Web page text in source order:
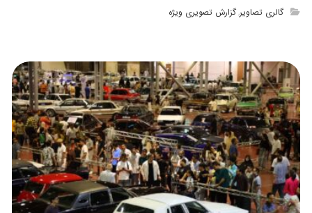
گالری تصاویر,گزارش تصویری ویژه